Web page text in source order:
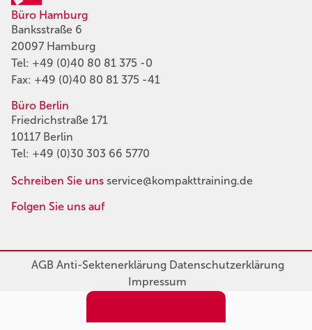
Büro Hamburg
Banksstraße 6
20097 Hamburg
Tel: +49 (0)40 80 81 375 -0
Fax: +49 (0)40 80 81 375 -41
Büro Berlin
Friedrichstraße 171
10117 Berlin
Tel: +49 (0)30 303 66 5770
Schreiben Sie uns service@kompakttraining.de
Folgen Sie uns auf
AGBAnti-SektenerklärungDatenschutzerklärung
Impressum